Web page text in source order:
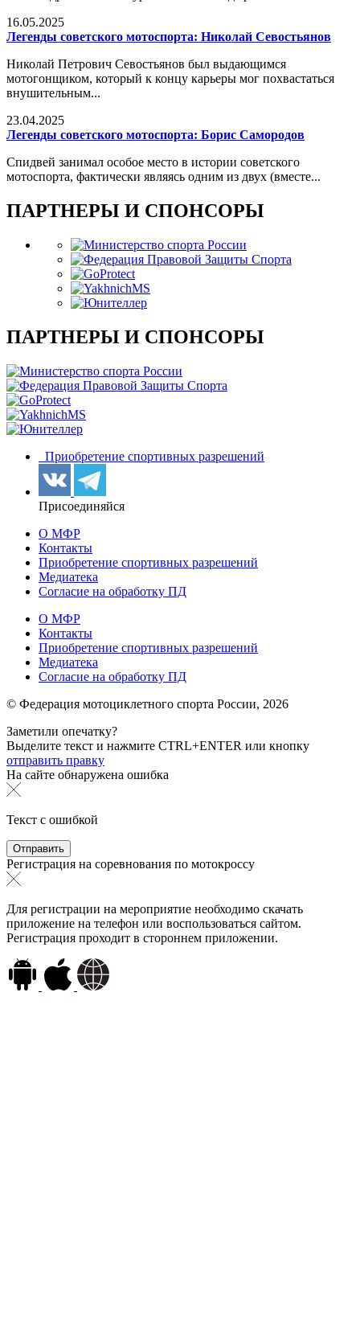
16.05.2025
Легенды советского мотоспорта: Николай Севостьянов
Николай Петрович Севостьянов был выдающимся
мотогонщиком, который к концу карьеры мог похвастаться
внушительным...
23.04.2025
Легенды советского мотоспорта: Борис Самородов
Спидвей занимал особое место в истории советского
мотоспорта, фактически являясь одним из двух (вместе...
ПАРТНЕРЫ И СПОНСОРЫ
ПАРТНЕРЫ И СПОНСОРЫ
Приобретение спортивных разрешений
Присоединяйся
О МФР
Контакты
Приобретение спортивных разрешений
Медиатека
Согласие на обработку ПД
О МФР
Контакты
Приобретение спортивных разрешений
Медиатека
Согласие на обработку ПД
© Федерация мотоциклетного спорта России, 2026
Заметили опечатку?
Выделите текст и нажмите CTRL+ENTER или кнопку
отправить правку
На сайте обнаружена ошибка
Текст с ошибкой
Регистрация на соревнования по мотокроссу
Для регистрации на мероприятие необходимо скачать
приложение на телефон или воспользоваться сайтом.
Регистрация проходит в стороннем приложении.